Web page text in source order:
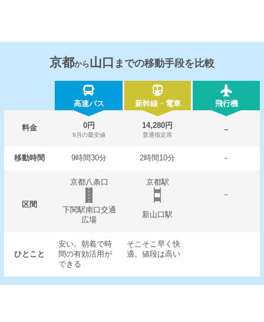
京都から山口 までの移動手段を比較
高速バス 新幹線・電車 飛行機
料金 0円
9月の最安値
14,280円
普通指定席
－
移動時間 9時間30分 2時間10分 －
区間
京都八条口
京都駅
－
下関駅南口交通
広場
新山口駅
ひとこと
安い。朝着で時
間の有効活用が
できる
そこそこ早く快
適。値段は高い